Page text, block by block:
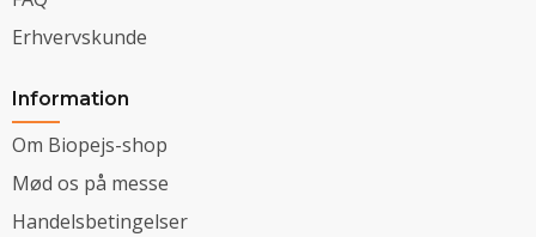
Erhvervskunde
Information
Om Biopejs-shop
Mød os på messe
Handelsbetingelser